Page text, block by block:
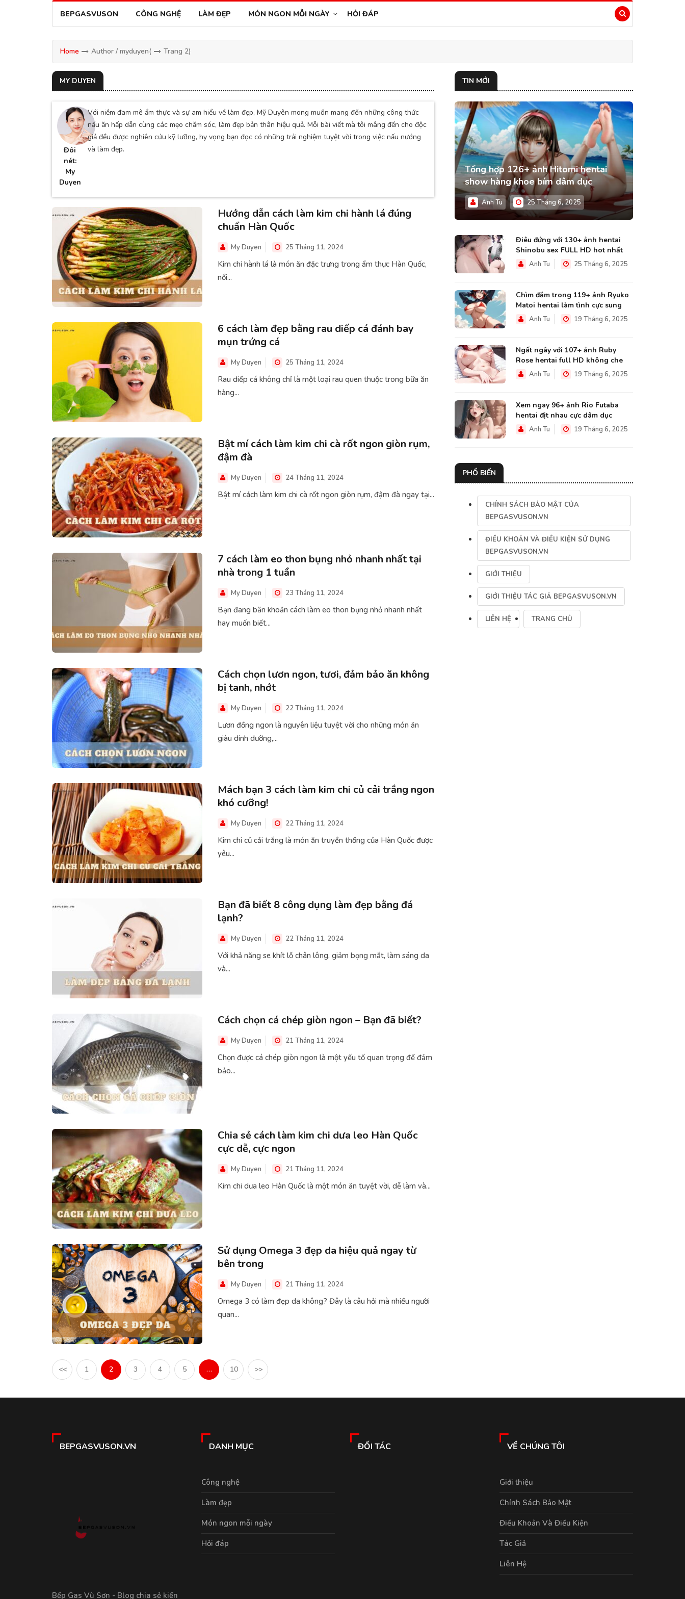
BEPGASVUSON CÔNG NGHỆ LÀM ĐẸP MÓN NGON MỖI NGÀY HỎI ĐÁP
Home Author / myduyen( Trang 2)
MY DUYEN
Đôi
nét:
My
Duyen
Với niềm đam mê ẩm thực và sự am hiểu về làm đẹp, Mỹ Duyên mong muốn mang đến những công thức
nấu ăn hấp dẫn cùng các mẹo chăm sóc, làm đẹp bản thân hiệu quả. Mỗi bài viết mà tôi mâng đến cho độc
giả đều được nghiên cứu kỹ lưỡng, hy vọng bạn đọc có những trải nghiệm tuyệt vời trong việc nấu nướng
và làm đẹp.
Hướng dẫn cách làm kim chi hành lá đúng
chuẩn Hàn Quốc
My Duyen 25 Tháng 11, 2024
Kim chi hành lá là món ăn đặc trưng trong ẩm thực Hàn Quốc,
nổi...
6 cách làm đẹp bằng rau diếp cá đánh bay
mụn trứng cá
My Duyen 25 Tháng 11, 2024
Rau diếp cá không chỉ là một loại rau quen thuộc trong bữa ăn
hàng...
Bật mí cách làm kim chi cà rốt ngon giòn rụm,
đậm đà
My Duyen 24 Tháng 11, 2024
Bật mí cách làm kim chi cà rốt ngon giòn rụm, đậm đà ngay tại...
7 cách làm eo thon bụng nhỏ nhanh nhất tại
nhà trong 1 tuần
My Duyen 23 Tháng 11, 2024
Bạn đang băn khoăn cách làm eo thon bụng nhỏ nhanh nhất
hay muốn biết...
Cách chọn lươn ngon, tươi, đảm bảo ăn không
bị tanh, nhớt
My Duyen 22 Tháng 11, 2024
Lươn đồng ngon là nguyên liệu tuyệt vời cho những món ăn
giàu dinh dưỡng,...
Mách bạn 3 cách làm kim chi củ cải trắng ngon
khó cưỡng!
My Duyen 22 Tháng 11, 2024
Kim chi củ cải trắng là món ăn truyền thống của Hàn Quốc được
yêu...
Bạn đã biết 8 công dụng làm đẹp bằng đá
lạnh?
My Duyen 22 Tháng 11, 2024
Với khả năng se khít lỗ chân lông, giảm bọng mắt, làm sáng da
và...
Cách chọn cá chép giòn ngon – Bạn đã biết?
My Duyen 21 Tháng 11, 2024
Chọn được cá chép giòn ngon là một yếu tố quan trọng để đảm
bảo...
Chia sẻ cách làm kim chi dưa leo Hàn Quốc
cực dễ, cực ngon
My Duyen 21 Tháng 11, 2024
Kim chi dưa leo Hàn Quốc là một món ăn tuyệt vời, dễ làm và...
Sử dụng Omega 3 đẹp da hiệu quả ngay từ
bên trong
My Duyen 21 Tháng 11, 2024
Omega 3 có làm đẹp da không? Đây là câu hỏi mà nhiều người
quan...
<< 1 2 3 4 5 … 10 >>
TIN MỚI
Tổng hợp 126+ ảnh Hitomi hentai
show hàng khoe bím dâm dục
Anh Tu 25 Tháng 6, 2025
Điêu đứng với 130+ ảnh hentai
Shinobu sex FULL HD hot nhất
Anh Tu 25 Tháng 6, 2025
Chìm đắm trong 119+ ảnh Ryuko
Matoi hentai làm tình cực sung
Anh Tu 19 Tháng 6, 2025
Ngất ngây với 107+ ảnh Ruby
Rose hentai full HD không che
Anh Tu 19 Tháng 6, 2025
Xem ngay 96+ ảnh Rio Futaba
hentai địt nhau cực dâm dục
Anh Tu 19 Tháng 6, 2025
PHỔ BIẾN
CHÍNH SÁCH BẢO MẬT CỦA
BEPGASVUSON.VN
ĐIỀU KHOẢN VÀ ĐIỀU KIỆN SỬ DỤNG
BEPGASVUSON.VN
GIỚI THIỆU
GIỚI THIỆU TÁC GIẢ BEPGASVUSON.VN
LIÊN HỆ TRANG CHỦ
BEPGASVUSON.VN
Bếp Gas Vũ Sơn - Blog chia sẻ kiến
DANH MỤC
Công nghệ
Làm đẹp
Món ngon mỗi ngày
Hỏi đáp
ĐỐI TÁC VỀ CHÚNG TÔI
Giới thiệu
Chính Sách Bảo Mật
Điều Khoản Và Điều Kiện
Tác Giả
Liên Hệ